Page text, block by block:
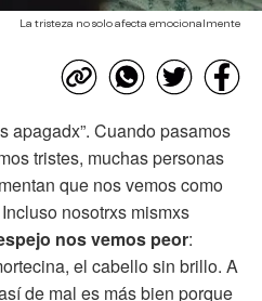
La tristeza no solo afecta emocionalmente
apagadx”. Cuando pasamos
tristes, muchas personas
que nos vemos como
nosotrxs mismxs
nos vemos peor:
el cabello sin brillo. A
de mal es más bien porque